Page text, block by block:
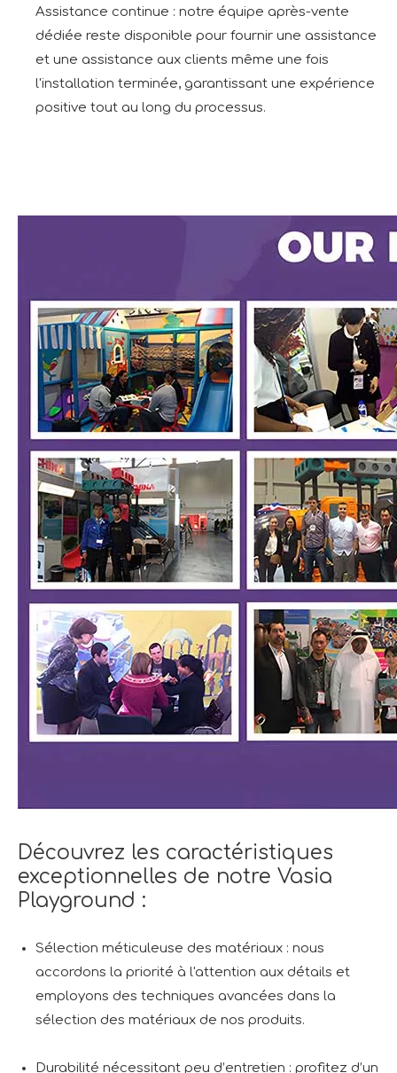
Assistance continue : notre équipe après-vente
dédiée reste disponible pour fournir une assistance
et une assistance aux clients même une fois
l'installation terminée, garantissant une expérience
positive tout au long du processus.
Découvrez les caractéristiques
exceptionnelles de notre Vasia
Playground :
Sélection méticuleuse des matériaux : nous
accordons la priorité à l'attention aux détails et
employons des techniques avancées dans la
sélection des matériaux de nos produits.
Durabilité nécessitant peu d’entretien : profitez d’un